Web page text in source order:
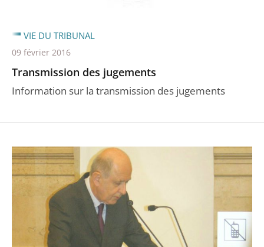
Transmission des jugements
Information sur la transmission des jugements
VIE DU TRIBUNAL
09 février 2016